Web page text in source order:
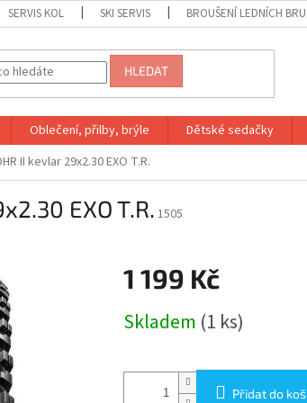
SERVIS KOL SKI SERVIS BROUŠENÍ LEDNÍCH
HLEDAT
Oblečení, přilby, brýle Dětské sedačky
II kevlar 29x2.30 EXO T.R.
EXO T.R. 1505
1 199 Kč
cena:
Skladem (1 ks)
Přidat do